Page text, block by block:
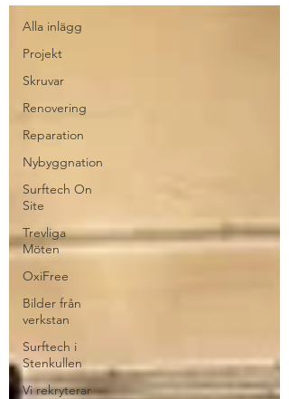
Alla inlägg
Projekt
Skruvar
Renovering
Reparation
Nybyggnation
Surftech On
Site
Trevliga
Möten
OxiFree
Bilder från
verkstan
Surftech i
Stenkullen
Vi rekryterar